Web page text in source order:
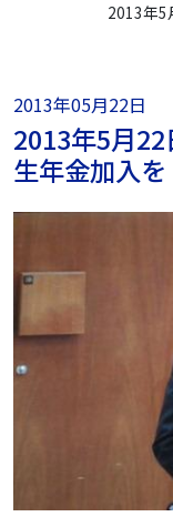
2013年
2013年05月22日
2013年5月
生年金加入を